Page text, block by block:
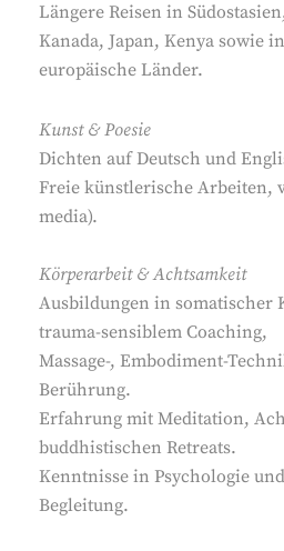
Längere Reisen in
Kanada, Japan, Kenya sowie
europäische Länder.
Kunst & Poesie
Dichten auf Deutsch und
Freie künstlerische Arbeiten,
media).
Körperarbeit & Achtsamkeit
Ausbildungen in somatischer
trauma-sensiblem Coaching,
Massage-, Embodiment-
Berührung.
Erfahrung mit Meditation,
buddhistischen Retreats.
Kenntnisse in Psychologie
Begleitung.